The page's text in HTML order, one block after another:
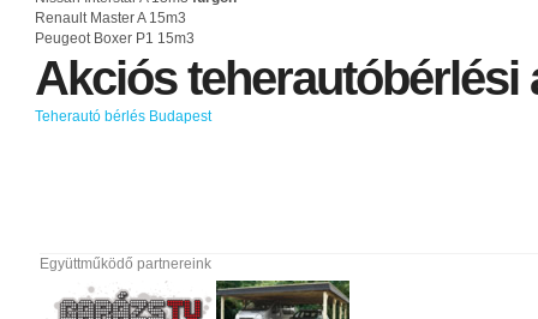
Renault Master A 15m3
Peugeot Boxer P1 15m3
Akciósteherautóbérlési
Teherautó bérlés Budapest
Együttműködő partnereink